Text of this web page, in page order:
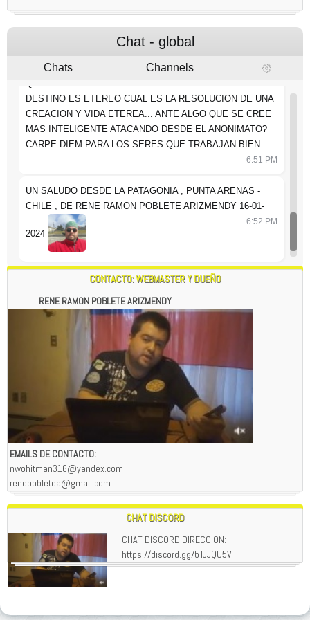
Chat - global
Chats Channels
PIEDRAS EN EL CAMINO A OTRAS PERSONAS QUE NO
QUIEREN AYUDAR A CRECER Y AL PLANETA. SI EL
DESTINO ES ETEREO CUAL ES LA RESOLUCION DE UNA
CREACION Y VIDA ETEREA... ANTE ALGO QUE SE CREE
MAS INTELIGENTE ATACANDO DESDE EL ANONIMATO?
CARPE DIEM PARA LOS SERES QUE TRABAJAN BIEN.
6:51 PM
UN SALUDO DESDE LA PATAGONIA , PUNTA ARENAS -
CHILE , DE RENE RAMON POBLETE ARIZMENDY 16-01-
2024
6:52 PM
CONTACTO: WEBMASTER Y DUEÑO
RENE RAMON POBLETE ARIZMENDY
EMAILS DE CONTACTO:
nwohitman316@yandex.com
renepobletea@gmail.com
CHAT DISCORD
CHAT DISCORD DIRECCION:
https://discord.gg/bTJJQU5V